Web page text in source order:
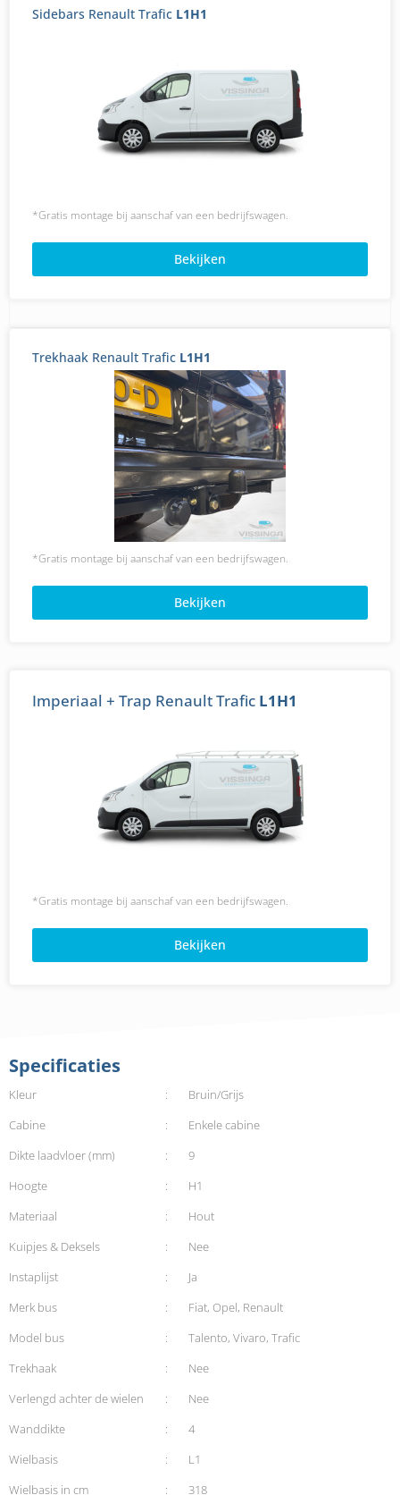
Sidebars Renault Trafic L1H1
*Gratis montage bij aanschaf van een bedrijfswagen.
Bekijken
Trekhaak Renault Trafic L1H1
*Gratis montage bij aanschaf van een bedrijfswagen.
Bekijken
Imperiaal + Trap Renault Trafic L1H1
*Gratis montage bij aanschaf van een bedrijfswagen.
Bekijken
Specificaties
Kleur
Cabine
Dikte laadvloer (mm)
Hoogte
Materiaal
Kuipjes & Deksels
Instaplijst
Merk bus
Model bus
Trekhaak
Verlengd achter de wielen
Wanddikte
Wielbasis
Wielbasis in cm
:
:
:
:
:
:
:
:
:
:
:
:
:
:
Bruin/Grijs
Enkele cabine
9
H1
Hout
Nee
Ja
Fiat, Opel, Renault
Talento, Vivaro, Trafic
Nee
Nee
4
L1
318